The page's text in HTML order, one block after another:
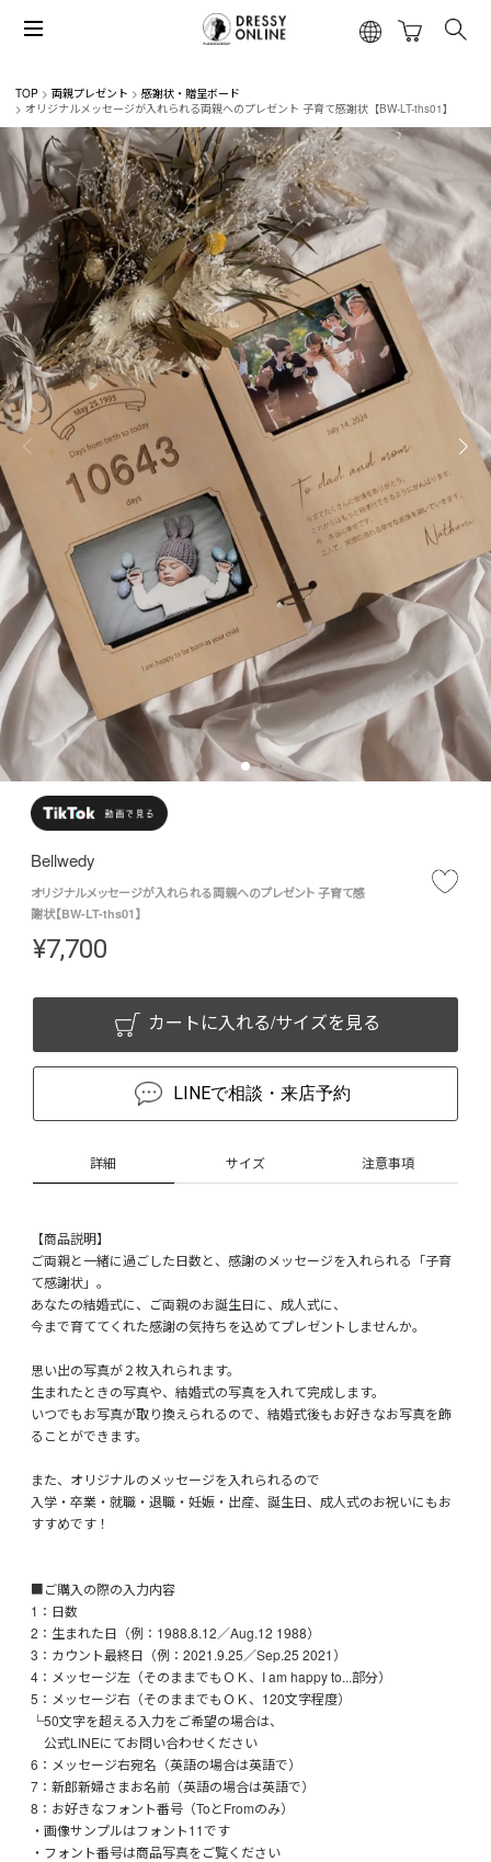
TOP 両親プレゼント
感謝状・贈呈ボード
オリジナルメッセージが入れられる両親へのプレゼント 子育て感謝状【BW-LT-ths01】
Bellwedy
オリジナルメッセージが入れられる両親へのプレゼント 子育て感
謝状【BW-LT-ths01】
¥7,700
カートに入れる/サイズを見る
LINEで相談・来店予約
詳細 サイズ 注意事項
【商品説明】
ご両親と一緒に過ごした日数と、感謝のメッセージを入れられる「子育
て感謝状」。
あなたの結婚式に、ご両親のお誕生日に、成人式に、
今まで育ててくれた感謝の気持ちを込めてプレゼントしませんか。
思い出の写真が２枚入れられます。
生まれたときの写真や、結婚式の写真を入れて完成します。
いつでもお写真が取り換えられるので、結婚式後もお好きなお写真を飾
ることができます。
また、オリジナルのメッセージを入れられるので
入学・卒業・就職・退職・妊娠・出産、誕生日、成人式のお祝いにもお
すすめです！
■ご購入の際の入力内容
1：日数
2：生まれた日（例：1988.8.12／Aug.12 1988）
3：カウント最終日（例：2021.9.25／Sep.25 2021）
4：メッセージ左（そのままでもＯＫ、I am happy to...部分）
5：メッセージ右（そのままでもＯＫ、120文字程度）
└50文字を超える入力をご希望の場合は、
公式LINEにてお問い合わせください
6：メッセージ右宛名（英語の場合は英語で）
7：新郎新婦さまお名前（英語の場合は英語で）
8：お好きなフォント番号（ToとFromのみ）
・画像サンプルはフォント11です
・フォント番号は商品写真をご覧ください